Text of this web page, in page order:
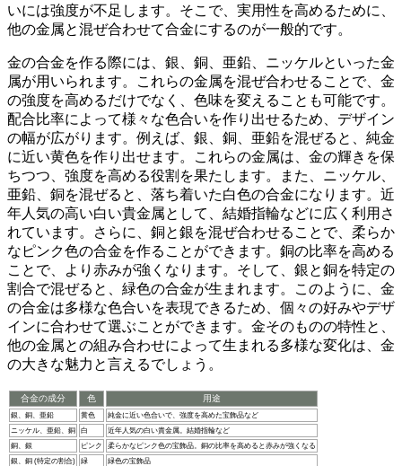
いには強度が不足します。そこで、実用性を高めるために、
他の金属と混ぜ合わせて合金にするのが一般的です。
金の合金を作る際には、銀、銅、亜鉛、ニッケルといった金
属が用いられます。これらの金属を混ぜ合わせることで、金
の強度を高めるだけでなく、色味を変えることも可能です。
配合比率によって様々な色合いを作り出せるため、デザイン
の幅が広がります。例えば、銀、銅、亜鉛を混ぜると、純金
に近い黄色を作り出せます。これらの金属は、金の輝きを保
ちつつ、強度を高める役割を果たします。また、ニッケル、
亜鉛、銅を混ぜると、落ち着いた白色の合金になります。近
年人気の高い白い貴金属として、結婚指輪などに広く利用さ
れています。さらに、銅と銀を混ぜ合わせることで、柔らか
なピンク色の合金を作ることができます。銅の比率を高める
ことで、より赤みが強くなります。そして、 銀と銅を特定の
割合で混ぜると、緑色の合金が生まれます。このように、金
の合金は多様な色合いを表現できるため、個々の好みやデザ
インに合わせて選ぶことができます。金そのものの特性と、
他の金属との組み合わせによって生まれる多様な変化は、金
の大きな魅力と言えるでしょう。
合金の成分 色 用途
銀、銅、亜鉛 黄色
純金に近い色合いで、強度を高めた宝飾品など
ニッケル、亜鉛、銅
白
近年人気の白い貴金属。結婚指輪など
銅、銀
ピンク
柔らかなピンク色の宝飾品。銅の比率を高めると赤みが強くなる
銀、銅 (特定の割合)
緑 緑色の宝飾品